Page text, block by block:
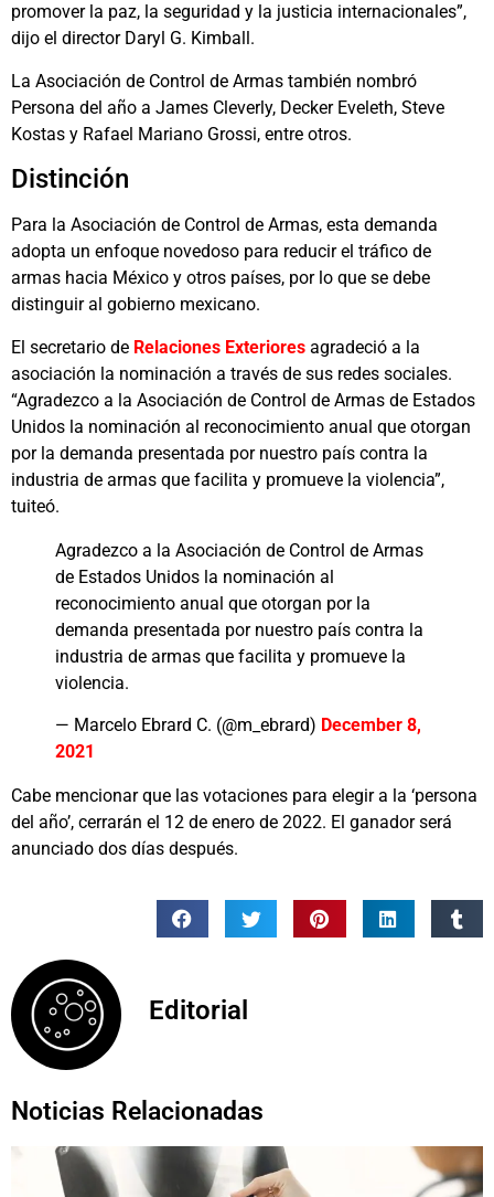
promover la paz, la seguridad y la justicia internacionales”,
dijo el director Daryl G. Kimball.
La Asociación de Control de Armas también nombró
Persona del año a James Cleverly, Decker Eveleth, Steve
Kostas y Rafael Mariano Grossi, entre otros.
Distinción
Para la Asociación de Control de Armas, esta demanda
adopta un enfoque novedoso para reducir el tráfico de
armas hacia México y otros países, por lo que se debe
distinguir al gobierno mexicano.
El secretario de Relaciones Exteriores agradeció a la
asociación la nominación a través de sus redes sociales.
“Agradezco a la Asociación de Control de Armas de Estados
Unidos la nominación al reconocimiento anual que otorgan
por la demanda presentada por nuestro país contra la
industria de armas que facilita y promueve la violencia”,
tuiteó.
Agradezco a la Asociación de Control de Armas
de Estados Unidos la nominación al
reconocimiento anual que otorgan por la
demanda presentada por nuestro país contra la
industria de armas que facilita y promueve la
violencia.
— Marcelo Ebrard C. (@m_ebrard) December 8,
2021
Cabe mencionar que las votaciones para elegir a la ‘persona
del año’, cerrarán el 12 de enero de 2022. El ganador será
anunciado dos días después.
Editorial
Noticias Relacionadas